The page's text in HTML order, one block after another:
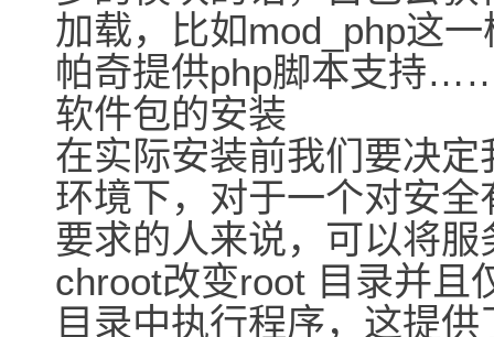
加载，比如mod_php这
帕奇提供php脚本支持
软件包的安装
在实际安装前我们要决
环境下，对于一个对安全
要求的人来说，可以将
chroot改变root 目录并且
目录中执行程序，这提